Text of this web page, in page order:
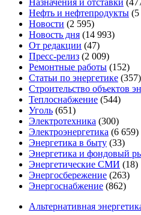
Назначения и отставки
Нефть и нефтепродукты (5
Новости (2 595)
Новость дня (14 993)
От редакции (47)
Пресс-релиз (2 009)
Ремонтные работы (152)
Статьи по энергетике (357)
Строительство объектов
Теплоснабжение (544)
Уголь (651)
Электротехника (300)
Электроэнергетика (6 659)
Энергетика в быту (33)
Энергетика и фондовый
Энергетические СМИ (18)
Энергосбережение (263)
Энергоснабжение (862)
Альтернативная